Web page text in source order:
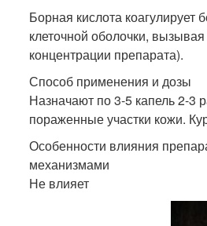
Борная кислота
клеточной оболочки,
концентрации препарата).
Способ применения и дозы
Назначают по 3-5 капель 2-3
пораженные участки кожи.
Особенности влияния
механизмами
Не влияет